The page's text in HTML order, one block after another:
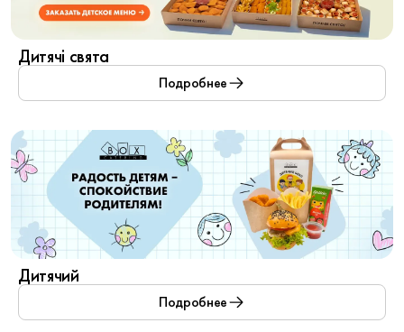
Дитячі свята
Подробнее
Дитячий
Подробнее